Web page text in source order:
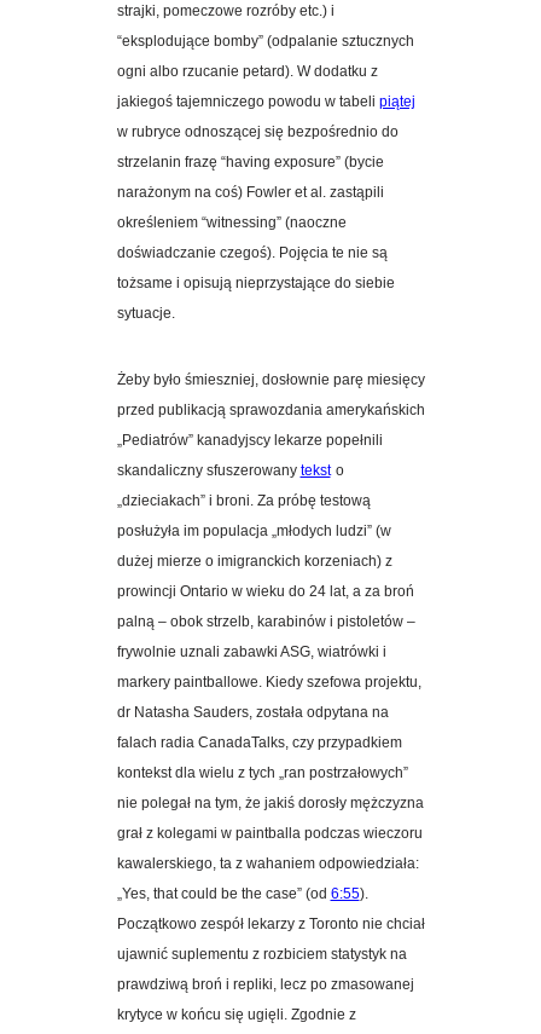
strajki, pomeczowe rozróby etc.) i
“eksplodujące bomby” (odpalanie sztucznych
ogni albo rzucanie petard). W dodatku z
jakiegoś tajemniczego powodu w tabeli piątej
w rubryce odnoszącej się bezpośrednio do
strzelanin frazę “having exposure” (bycie
narażonym na coś) Fowler et al. zastąpili
określeniem “witnessing” (naoczne
doświadczanie czegoś). Pojęcia te nie są
tożsame i opisują nieprzystające do siebie
sytuacje.
Żeby było śmieszniej, dosłownie parę miesięcy
przed publikacją sprawozdania amerykańskich
„Pediatrów” kanadyjscy lekarze popełnili
skandaliczny sfuszerowany tekst o
„dzieciakach” i broni. Za próbę testową
posłużyła im populacja „młodych ludzi” (w
dużej mierze o imigranckich korzeniach) z
prowincji Ontario w wieku do 24 lat, a za broń
palną – obok strzelb, karabinów i pistoletów –
frywolnie uznali zabawki ASG, wiatrówki i
markery paintballowe. Kiedy szefowa projektu,
dr Natasha Sauders, została odpytana na
falach radia CanadaTalks, czy przypadkiem
kontekst dla wielu z tych „ran postrzałowych”
nie polegał na tym, że jakiś dorosły mężczyzna
grał z kolegami w paintballa podczas wieczoru
kawalerskiego, ta z wahaniem odpowiedziała:
„Yes, that could be the case” (od 6:55).
Początkowo zespół lekarzy z Toronto nie chciał
ujawnić suplementu z rozbiciem statystyk na
prawdziwą broń i repliki, lecz po zmasowanej
krytyce w końcu się ugięli. Zgodnie z